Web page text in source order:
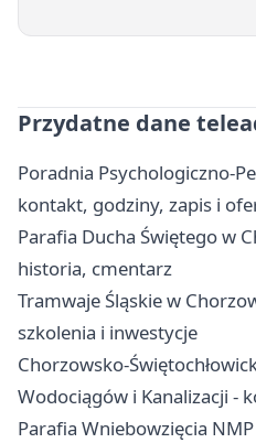
Przydatne dane
Poradnia Psychologiczno-
kontakt, godziny, zapis i
Parafia Ducha Świętego w
historia, cmentarz
Tramwaje Śląskie w
szkolenia i inwestycje
Chorzowsko-
Wodociągów i Kanalizacji -
Parafia Wniebowzięcia